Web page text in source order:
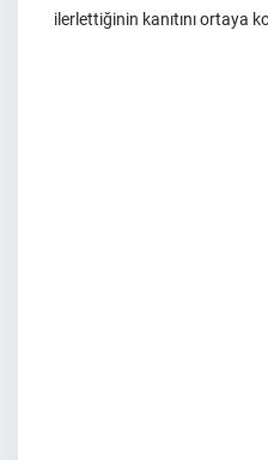
ilerlettiğinin kanıtını ortaya